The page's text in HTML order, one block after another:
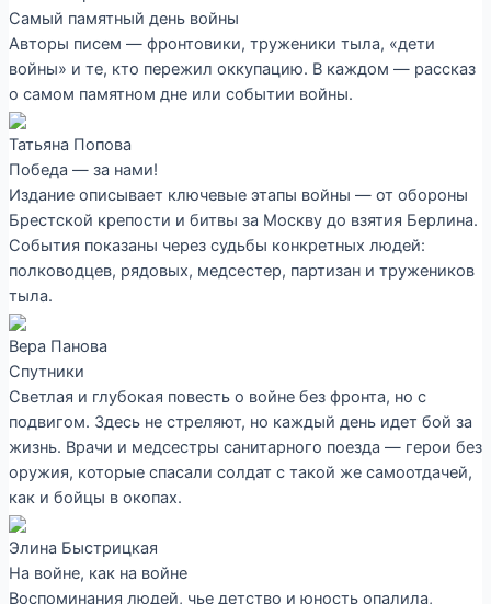
Самый памятный день войны
Авторы писем — фронтовики, труженики тыла, «дети
войны» и те, кто пережил оккупацию. В каждом — рассказ
о самом памятном дне или событии войны.
Татьяна Попова
Победа — за нами!
Издание описывает ключевые этапы войны — от обороны
Брестской крепости и битвы за Москву до взятия Берлина.
События показаны через судьбы конкретных людей:
полководцев, рядовых, медсестер, партизан и тружеников
тыла.
Вера Панова
Спутники
Светлая и глубокая повесть о войне без фронта, но с
подвигом. Здесь не стреляют, но каждый день идет бой за
жизнь. Врачи и медсестры санитарного поезда — герои без
оружия, которые спасали солдат с такой же самоотдачей,
как и бойцы в окопах.
Элина Быстрицкая
На войне, как на войне
Воспоминания людей, чье детство и юность опалила,